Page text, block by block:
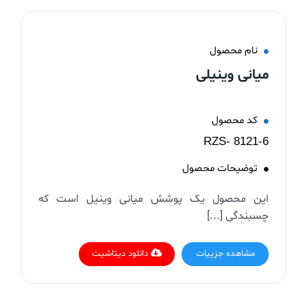
نام محصول
میانی وینیلی
کد محصول
RZS- 8121-6
توضیحات محصول
این محصول یک پوشش میانی وینیل است که
چسبندگی [...]
مشاهده جزییات دانلود دیتاشیت